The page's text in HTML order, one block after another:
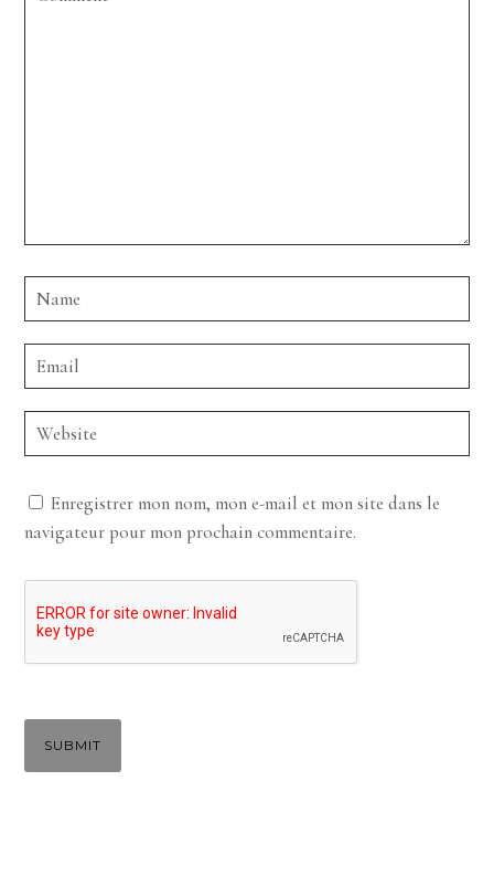
Enregistrer mon nom, mon e-mail et mon site dans le
navigateur pour mon prochain commentaire.